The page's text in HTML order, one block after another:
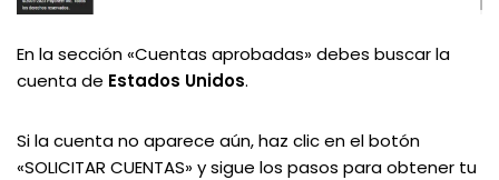
En la sección «Cuentas aprobadas» debes buscar la
cuenta de Estados Unidos.
Si la cuenta no aparece aún, haz clic en el botón
«SOLICITAR CUENTAS» y sigue los pasos para obtener tu